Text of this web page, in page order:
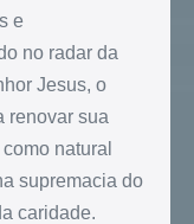
e
no radar da
Jesus, o
renovar sua
natural
supremacia do
caridade.